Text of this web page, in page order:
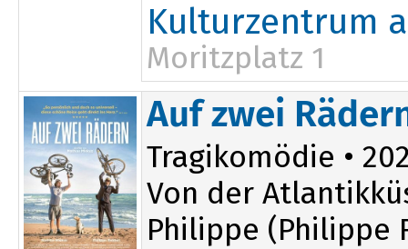
Kulturzentrum
Moritzplatz 1
Auf zwei
Tragikomödie •
Von der
Philippe (Philippe